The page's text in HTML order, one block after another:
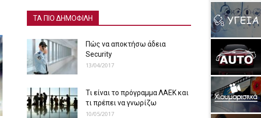
ΤΑ ΠΙΟ ΔΗΜΟΦΙΛΗ
Πώς να αποκτήσω άδεια
Security
13/04/2017
Τι είναι το πρόγραμμα ΛΑΕΚ και
τι πρέπει να γνωρίζω
10/05/2017